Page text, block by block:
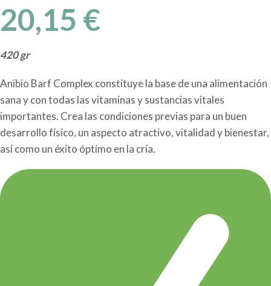
20,15 €
420 gr
Anibio Barf Complex constituye la base de una alimentación
sana y con todas las vitaminas y sustancias vitales
importantes. Crea las condiciones previas para un buen
desarrollo físico, un aspecto atractivo, vitalidad y bienestar,
así como un éxito óptimo en la cría.